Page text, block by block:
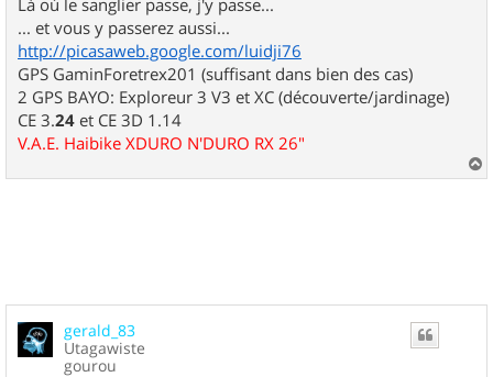
... et vous y passerez aussi...
http://picasaweb.google.com/luidji76
GPS GaminForetrex201 (suffisant dans bien des cas)
2 GPS BAYO: Exploreur 3 V3 et XC (découverte/jardinage)
CE 3.24 et CE 3D 1.14
V.A.E. Haibike XDURO N'DURO RX 26"
a
gerald_83
Utagawiste
gourou